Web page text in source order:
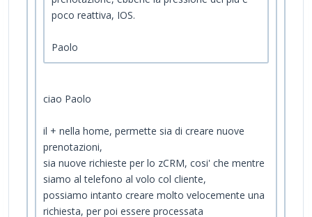
poco reattiva, IOS.
Paolo
ciao Paolo
il + nella home, permette sia di creare nuove
prenotazioni,
sia nuove richieste per lo zCRM, cosi' che mentre
siamo al telefono al volo col cliente,
possiamo intanto creare molto velocemente una
richiesta, per poi essere processata